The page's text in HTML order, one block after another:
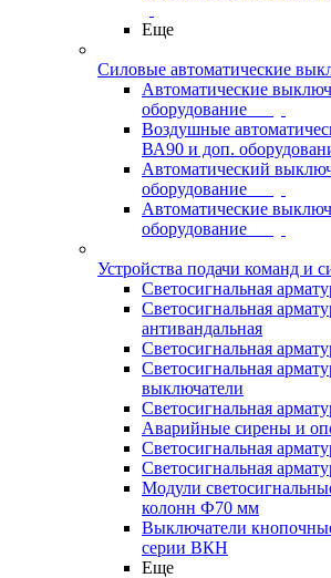
Еще
Силовые автоматические
Автоматические
оборудование
Воздушные
ВА90 и доп.
Автоматический
оборудование
Автоматические
оборудование
Устройства подачи команд и
Светосигнальная
Светосигнальная
антивандальная
Светосигнальная
Светосигнальная
выключатели
Светосигнальная
Аварийные сирены и
Светосигнальная
Светосигнальная
Модули
колонн Ф70 мм
Выключатели
серии ВКН
Еще